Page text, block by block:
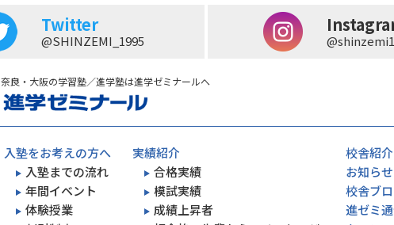
Twitter
@SHINZEMI_1995
良・大阪の学習塾／進学塾は進学ゼミナールへ
入塾をお考えの方へ
入塾までの流れ
年間イベント
体験授業
実績紹介
合格実績
模試実績
成績上昇者
校舎紹介
お知らせ
校舎ブ
進ゼミ